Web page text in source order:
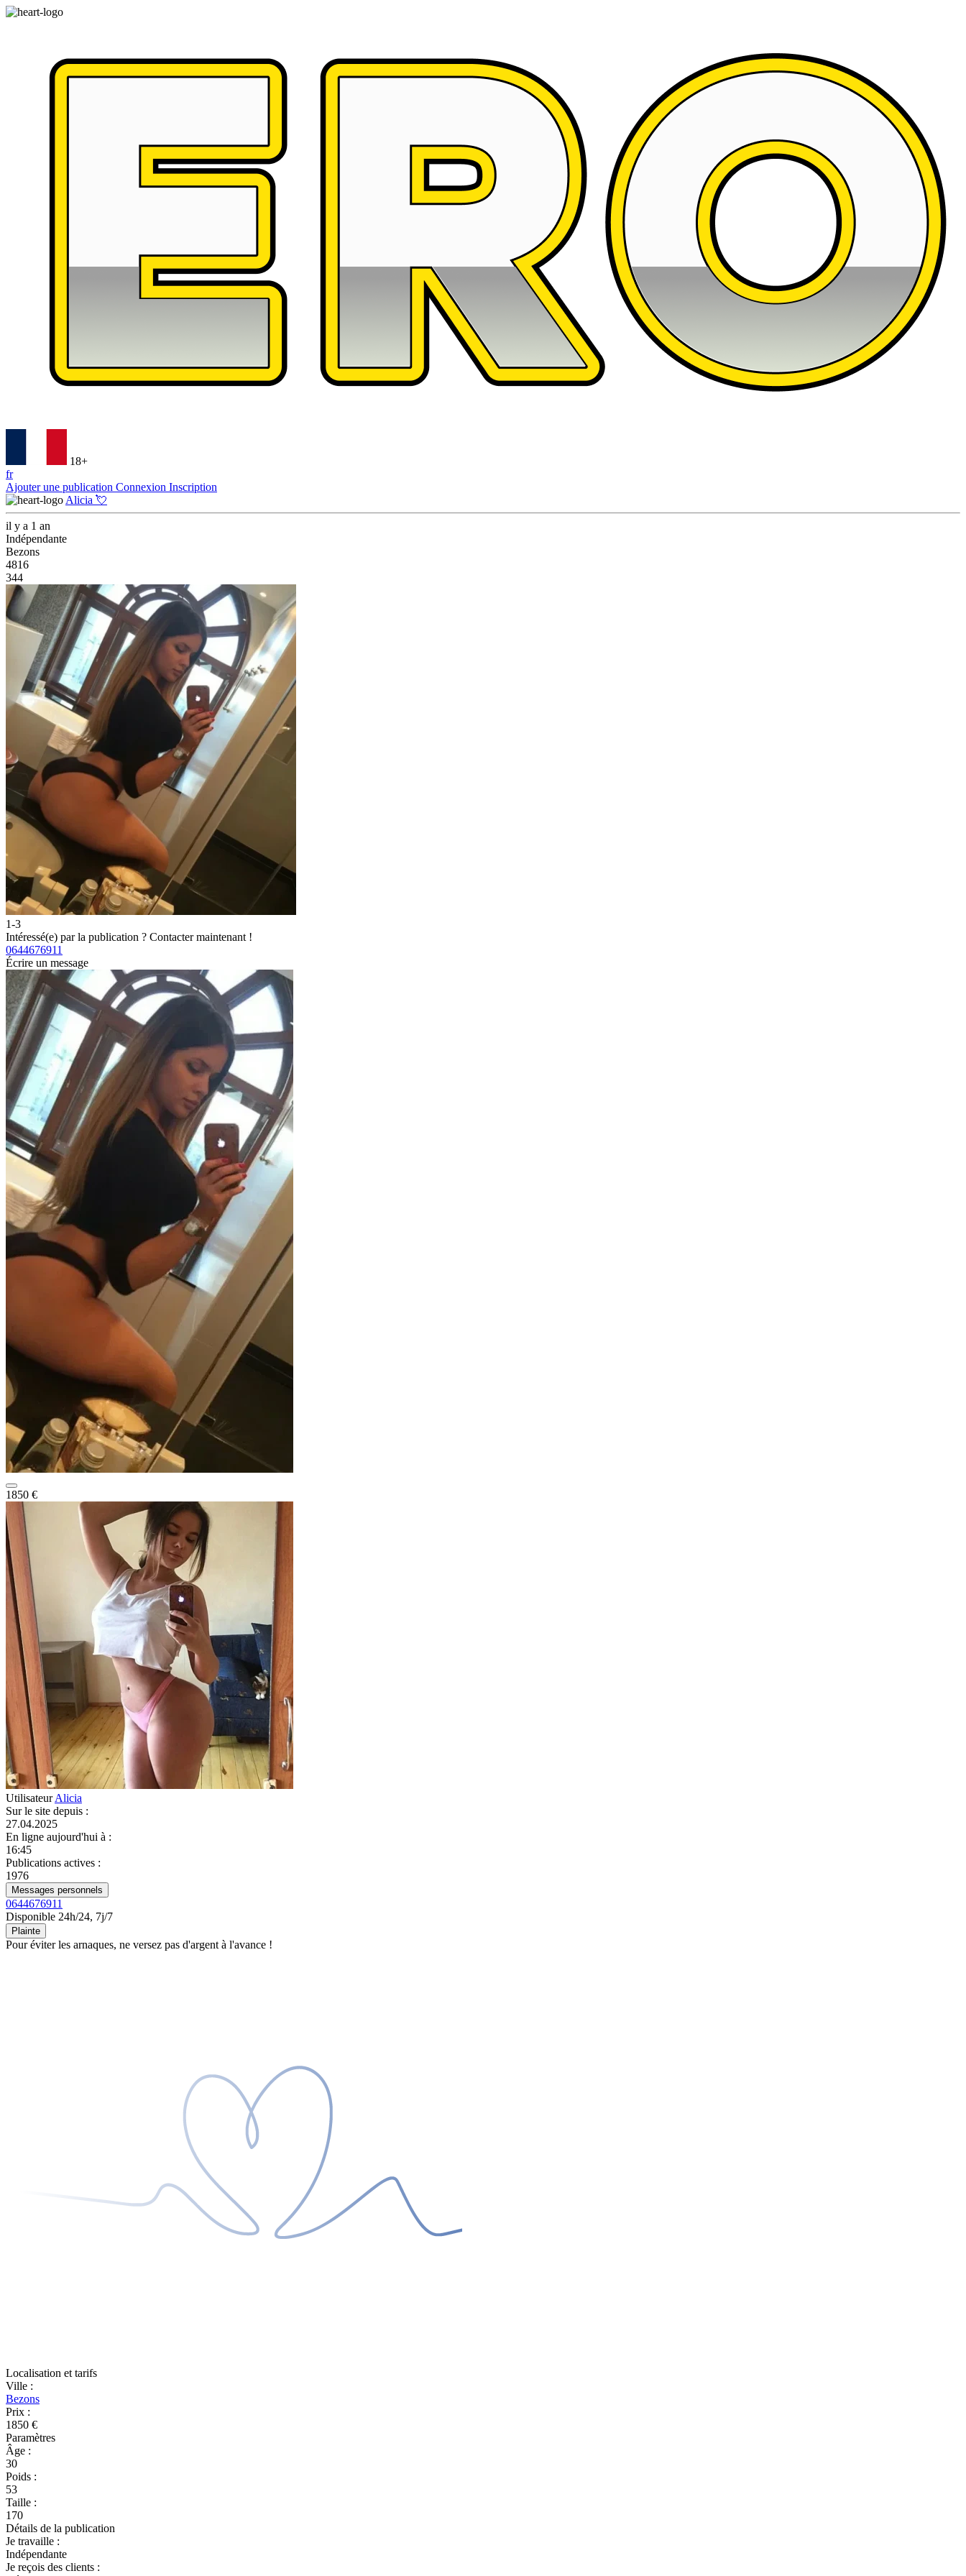
18+
fr
Ajouter une publication Connexion Inscription
Alicia 💘
il y a 1 an
Indépendante
Bezons
4816
344
1-3
Intéressé(e) par la publication ? Contacter maintenant !
0644676911
Écrire un message
1850 €
UtilisateurAlicia
Sur le site depuis :
27.04.2025
En ligne aujourd'hui à :
16:45
Publications actives :
1976
Messages personnels
0644676911
Disponible 24h/24, 7j/7
Plainte
Pour éviter les arnaques, ne versez pas d'argent à l'avance !
Localisation et tarifs
Ville :
Bezons
Prix :
1850 €
Paramètres
Âge :
30
Poids :
53
Taille :
170
Détails de la publication
Je travaille :
Indépendante
Je reçois des clients :